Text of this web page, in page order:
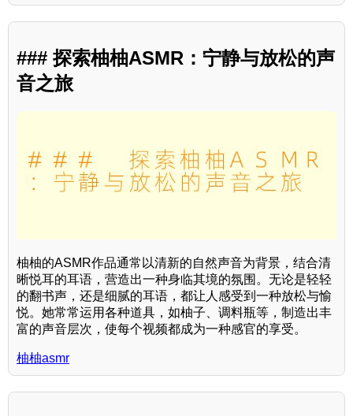
### 探索柚柚ASMR：宁静与放松的声
音之旅
柚柚的ASMR作品通常以清新的自然声音为背景，结合清
晰悦耳的耳语，营造出一种身临其境的氛围。无论是轻轻
的翻书声，还是细腻的耳语，都让人感受到一种放松与愉
悦。她常常运用各种道具，如柚子、调料瓶等，制造出丰
富的声音层次，使每个视频都成为一种感官的享受。
柚柚asmr